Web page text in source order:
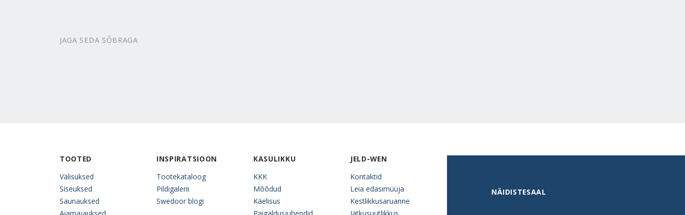
JAGA SEDA SÕBRAGA
TOOTED
Välisuksed
Siseuksed
Saunauksed
Aiamajauksed
INSPIRATSIOON
Tootekataloog
Pildigalerii
Swedoor blogi
KASULIKKU
KKK
Mõõdud
Käelisus
Paigaldusjuhendid
JELD-WEN
Kontaktid
Leia edasimüüja
Kestlikkusaruanne
Jätkusuutlikkus
NÄIDISTESAAL